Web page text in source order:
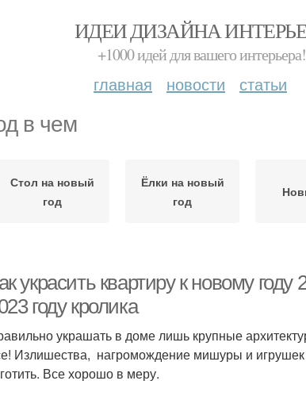
ИДЕИ ДИЗАЙНА
+1000 идей для вашего интерьера!
главная новости статьи
в чем
Стол на новый
год
Ёлки на новый
год
украсить квартиру к новому
году кролика
украшать в доме лишь крупные
Излишества, нагромождение мишуры и
Все хорошо в меру.